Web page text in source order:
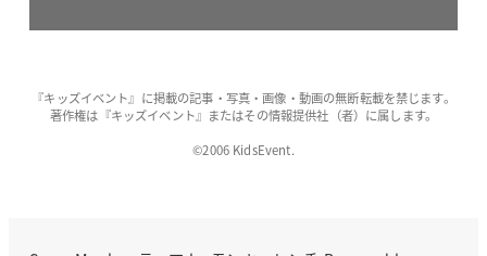
『キッズイベント』に掲載の記事・写真・画像・動画の無断転載を禁じます。
著作権は『キッズイベント』またはその情報提供社（者）に属します。
©2006 KidsEvent.